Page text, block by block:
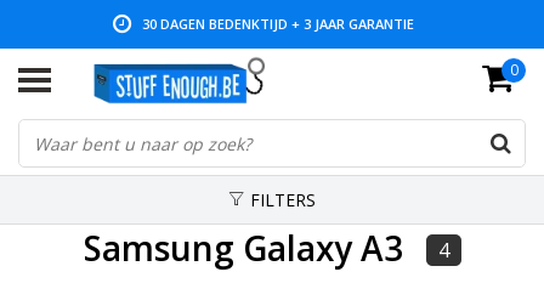
30 DAGEN BEDENKTIJD + 3 JAAR GARANTIE
LAGE PRIJZEN EN RUIM ASSORTIMENT 0
FILTERS
Samsung Galaxy A3 4